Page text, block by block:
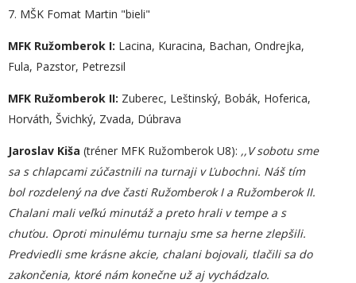
7. MŠK Fomat Martin "bieli"
MFK Ružomberok I: Lacina, Kuracina, Bachan, Ondrejka,
Fula, Pazstor, Petrezsil
MFK Ružomberok II: Zuberec, Leštinský, Bobák, Hoferica,
Horváth, Švichký, Zvada, Dúbrava
Jaroslav Kiša (tréner MFK Ružomberok U8): ,,V sobotu sme
sa s chlapcami zúčastnili na turnaji v Ľubochni. Náš tím
bol rozdelený na dve časti Ružomberok I a Ružomberok II.
Chalani mali veľkú minutáž a preto hrali v tempe a s
chuťou. Oproti minulému turnaju sme sa herne zlepšili.
Predviedli sme krásne akcie, chalani bojovali, tlačili sa do
zakončenia, ktoré nám konečne už aj vychádzalo.